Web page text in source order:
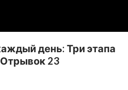
день: Три этапа
23